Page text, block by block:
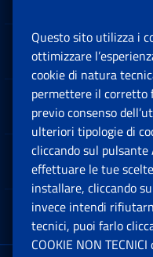
Sedi e Contatti
Software
Note Legali
App mobile
Questo sito utilizza i
ottimizzare
cookie di natura
permettere il corretto
previo consenso
ulteriori tipologie di
cliccando sul pulsante
effettuare le tue
installare, cliccando su
invece intendi
tecnici, puoi farlo
COOKIE NON